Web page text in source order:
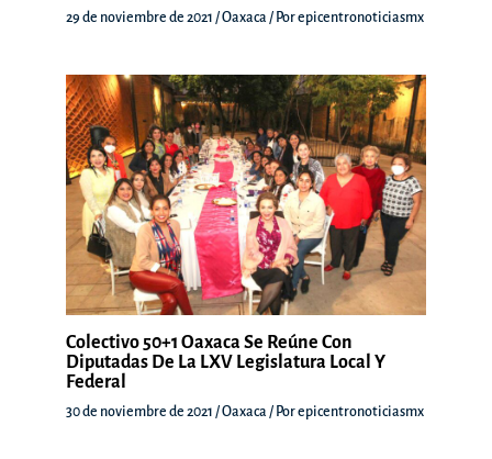
29 de noviembre de 2021 /Oaxaca / Porepicentronoticiasmx
Colectivo 50+1 Oaxaca Se Reúne Con
Diputadas De La LXV Legislatura Local Y
Federal
30 de noviembre de 2021 /Oaxaca / Porepicentronoticiasmx